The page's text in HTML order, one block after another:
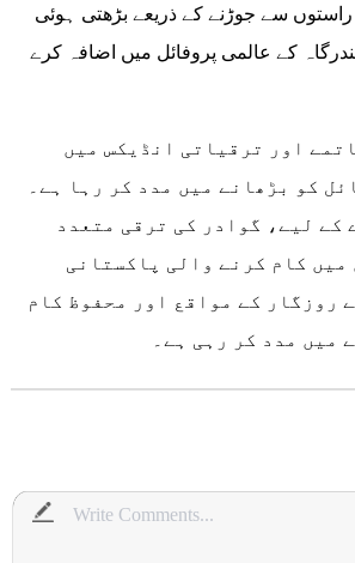
راستوں سے جوڑنے کے ذریعے بڑھتی ہوئی
کے عالمی پروفائل میں اضافہ کرے
کو بڑھانے میں مدد کر رہا ہے۔
کے لیے، گوادر کی ترقی متعدد
میں کام کرنے والی پاکستانی
روزگار کے مواقع اور محفوظ کام
میں مدد کر رہی ہے۔